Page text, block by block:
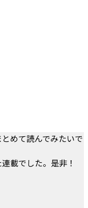
めて読んでみたいで
載でした。是非！